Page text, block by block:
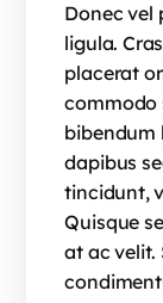
Donec vel
ligula.
placerat
commodo
bibendum
dapibus
tincidunt,
Quisque
at ac velit.